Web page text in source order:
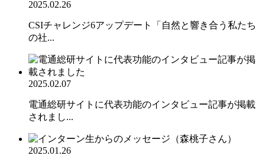
2025.02.26
CSIチャレンジ6アップデート「自然と響き合う私たち
の社...
2025.02.07
電通総研サイトに代表功能のインタビュー記事が掲載
されまし...
2025.01.26